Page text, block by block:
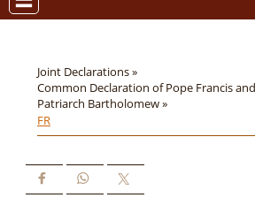
Joint Declarations »
Common Declaration of Pope Francis
Patriarch Bartholomew »
FR